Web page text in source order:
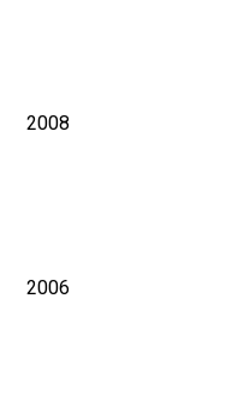
2008
2006